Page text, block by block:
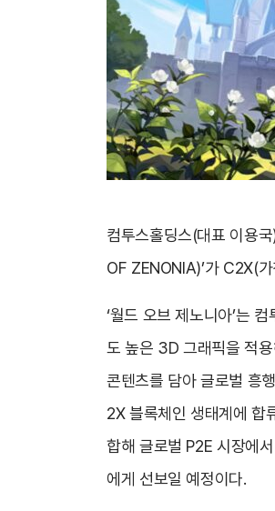
컴투스홀딩스(대표 이용
OF ZENONIA)’가 C2X(
‘월드 오브 제노니아’는
도 높은 3D 그래픽을 적
콘텐츠를 담아 글로벌 흥
2X 블록체인 생태계에 합
합해 글로벌 P2E 시장에
에게 선보일 예정이다.